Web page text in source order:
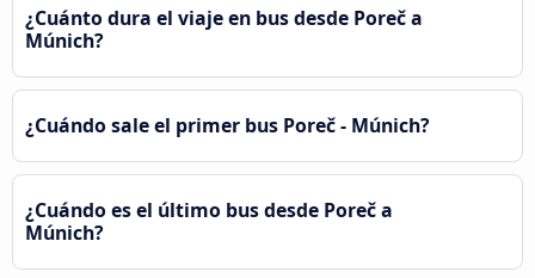
¿Cuánto dura el viaje en bus desde Poreč a
Múnich?
¿Cuándo sale el primer bus Poreč - Múnich?
¿Cuándo es el último bus desde Poreč a
Múnich?